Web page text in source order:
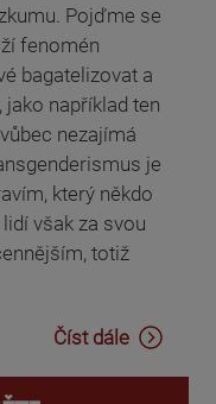
Pojďme se
fenomén
bagatelizovat a
například ten
nezajímá
je
který někdo
však za svou
totiž
Číst dále